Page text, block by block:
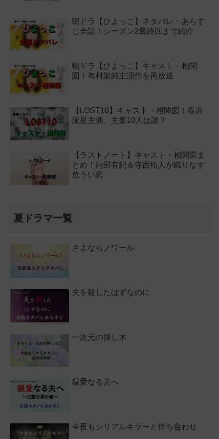
朝ドラ【ひよっこ】ネタバレ・あらす
じ全話！シーズン2最終回まで紹介
朝ドラ【ひよっこ】キャスト・相関
図！有村架純主演作を再放送
【LOST10】キャスト・相関図！横浜
流星主演、主要10人は誰？
【ラストノート】キャスト・相関図ま
とめ！内田有紀＆寺西拓人が織りなす
危うい恋
夏ドラマ一覧
さよならノワール
夫を殺したはずなのに
一次元の挿し木
親愛なる夫へ
今夜もシリアルキラーと待ち合わせ